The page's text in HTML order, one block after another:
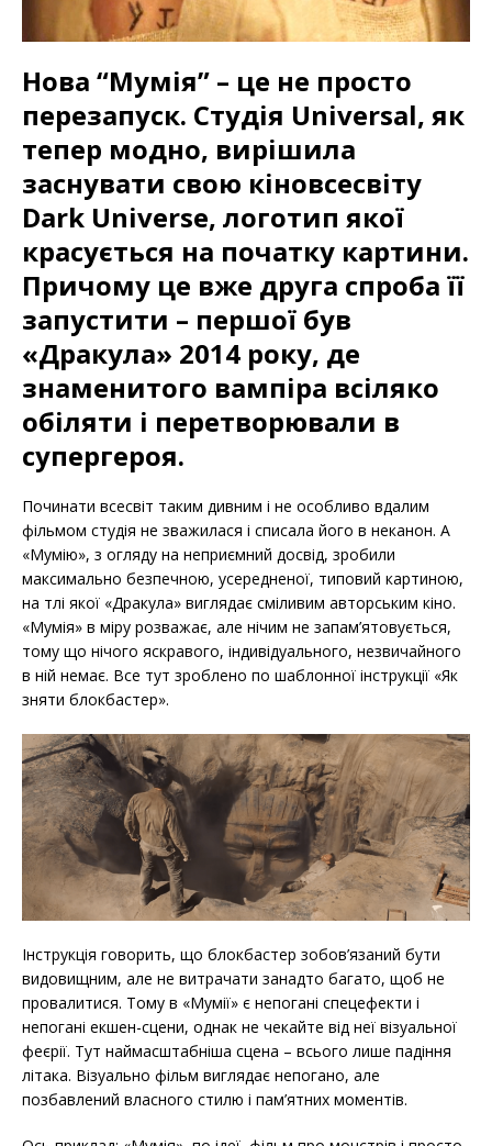
Нова “Мумія” – це не просто
перезапуск. Студія Universal, як
тепер модно, вирішила
заснувати свою кіновсесвіту
Dark Universe, логотип якої
красується на початку картини.
Причому це вже друга спроба її
запустити – першої був
«Дракула» 2014 року, де
знаменитого вампіра всіляко
обіляти і перетворювали в
супергероя.
Починати всесвіт таким дивним і не особливо вдалим
фільмом студія не зважилася і списала його в неканон. А
«Мумію», з огляду на неприємний досвід, зробили
максимально безпечною, усередненої, типовий картиною,
на тлі якої «Дракула» виглядає сміливим авторським кіно.
«Мумія» в міру розважає, але нічим не запам’ятовується,
тому що нічого яскравого, індивідуального, незвичайного
в ній немає. Все тут зроблено по шаблонної інструкції «Як
зняти блокбастер».
Інструкція говорить, що блокбастер зобов’язаний бути
видовищним, але не витрачати занадто багато, щоб не
провалитися. Тому в «Мумії» є непогані спецефекти і
непогані екшен-сцени, однак не чекайте від неї візуальної
феєрії. Тут наймасштабніша сцена – всього лише падіння
літака. Візуально фільм виглядає непогано, але
позбавлений власного стилю і пам’ятних моментів.